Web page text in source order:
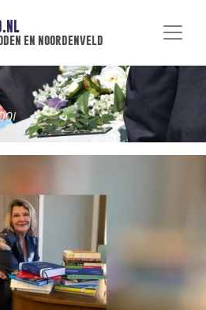
en noordenveld